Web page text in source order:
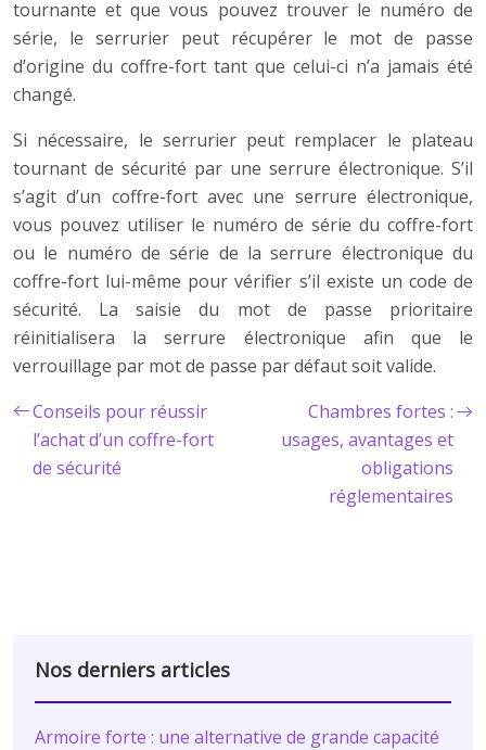
tournante et que vous pouvez trouver le numéro de
série, le serrurier peut récupérer le mot de passe
d’origine du coffre-fort tant que celui-ci n’a jamais été
changé.
Si nécessaire, le serrurier peut remplacer le plateau
tournant de sécurité par une serrure électronique. S’il
s’agit d’un coffre-fort avec une serrure électronique,
vous pouvez utiliser le numéro de série du coffre-fort
ou le numéro de série de la serrure électronique du
coffre-fort lui-même pour vérifier s’il existe un code de
sécurité. La saisie du mot de passe prioritaire
réinitialisera la serrure électronique afin que le
verrouillage par mot de passe par défaut soit valide.
Conseils pour réussir
l’achat d’un coffre-fort
de sécurité
Chambres fortes :
usages, avantages et
obligations
réglementaires
Nos derniers articles
Armoire forte : une alternative de grande capacité